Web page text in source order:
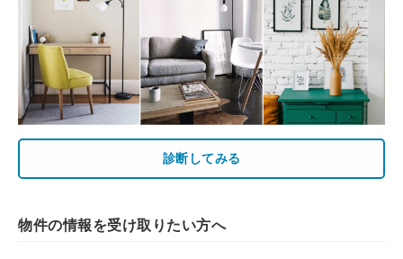
診断してみる
物件の情報を受け取りたい方へ